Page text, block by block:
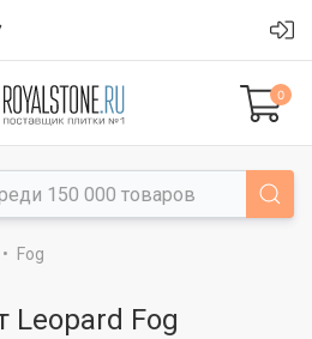
0
Fog
Leopard Fog